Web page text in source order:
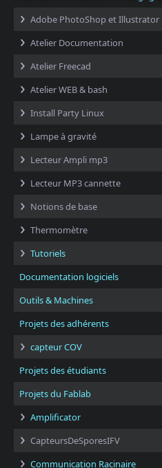
Adobe PhotoShop et Illustrator
Atelier Documentation
Atelier Freecad
Atelier WEB & bash
Install Party Linux
Lampe à gravité
Lecteur Ampli mp3
Lecteur MP3 cannette
Notions de base
Thermomètre
Tutoriels
Documentation logiciels
Outils & Machines
Projets des adhérents
capteur COV
Projets des étudiants
Projets du Fablab
Amplificator
CapteursDeSporesIFV
Communication Racinaire